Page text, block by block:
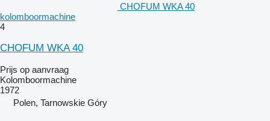
CHOFUM WKA 40
kolomboormachine
4
CHOFUM WKA 40
Prijs op aanvraag
Kolomboormachine
1972
Polen, Tarnowskie Góry